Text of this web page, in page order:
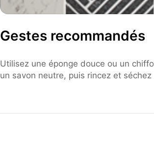
Gestes recommandés
Utilisez une éponge douce ou un
un savon neutre, puis rincez et